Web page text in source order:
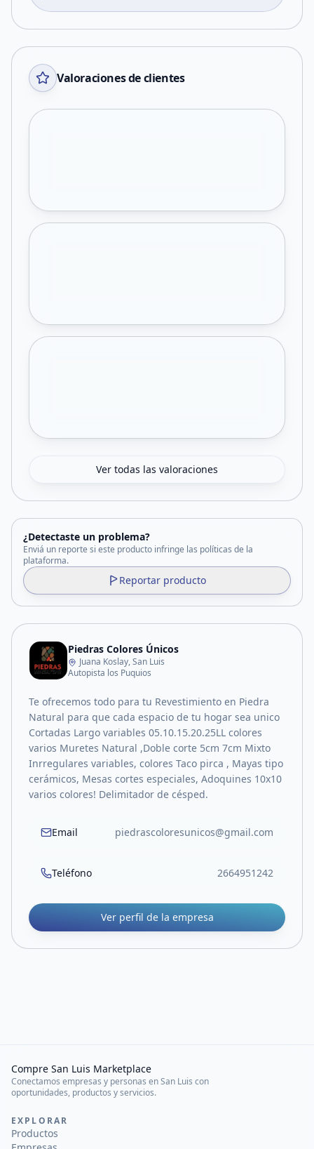
Valoraciones de clientes
Ver todas las valoraciones
¿Detectaste un problema?
Enviá un reporte si este producto infringe las políticas de la
plataforma.
Reportar producto
Piedras Colores Únicos
Juana Koslay, San Luis
Autopista los Puquios
Te ofrecemos todo para tu Revestimiento en Piedra
Natural para que cada espacio de tu hogar sea unico
Cortadas Largo variables 05.10.15.20.25LL colores
varios Muretes Natural ,Doble corte 5cm 7cm Mixto
Inrregulares variables, colores Taco pirca , Mayas tipo
cerámicos, Mesas cortes especiales, Adoquines 10x10
varios colores! Delimitador de césped.
Email piedrascoloresunicos@gmail.com
Teléfono 2664951242
Ver perfil de la empresa
Compre San Luis Marketplace
Conectamos empresas y personas en San Luis con
oportunidades, productos y servicios.
EXPLORAR
Productos